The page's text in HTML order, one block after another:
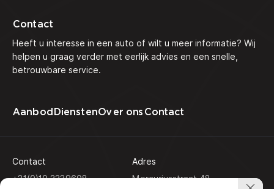
Contact
Heeft u interesse in een auto of wilt u meer informatie? Wij
helpen u graag verder met eerlijk advies en een snelle,
betrouwbare service.
Aanbod DienstenOver ons Contact
Contact
+31(0)10 2239608
Adres
Mercuriusstraat 48